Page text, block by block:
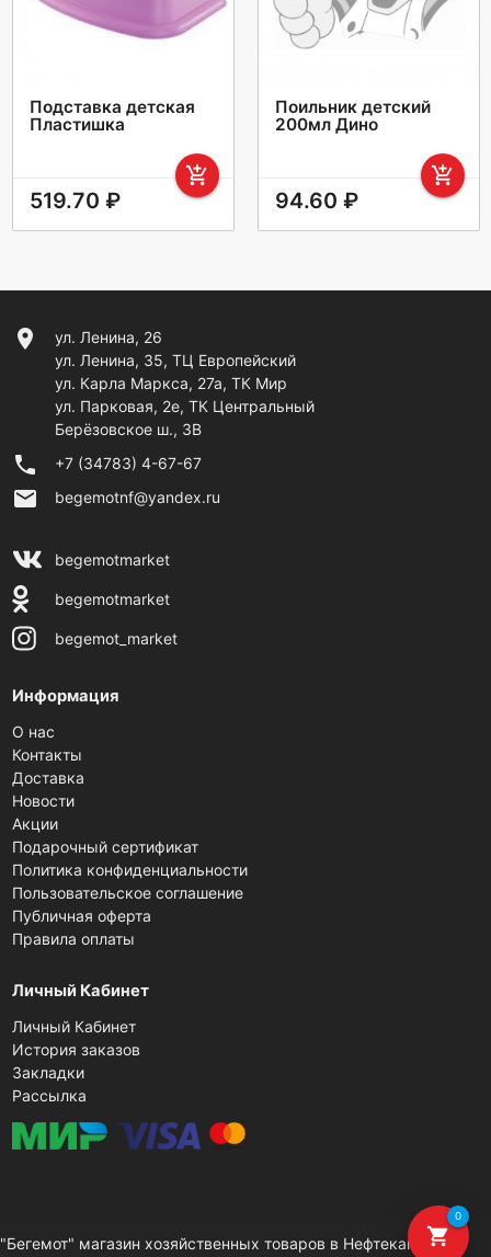
shopping_cart
0
Подставка детская
Пластишка
add_shopping_cart
519.70 ₽
Поильник детский
200мл Дино
add_shopping_cart
94.60 ₽
location_on
ул. Ленина, 26
ул. Ленина, 35, ТЦ Европейский
ул. Карла Маркса, 27а, ТК Мир
ул. Парковая, 2е, ТК Центральный
Берёзовское ш., 3В
phone +7 (34783) 4-67-67
email begemotnf@yandex.ru
begemotmarket
begemotmarket
begemot_market
Информация
О нас
Контакты
Доставка
Новости
Акции
Подарочный сертификат
Политика конфиденциальности
Пользовательское соглашение
Публичная оферта
Правила оплаты
Личный Кабинет
Личный Кабинет
История заказов
Закладки
Рассылка
"Бегемот" магазин хозяйственных товаров в Нефтекамске ©